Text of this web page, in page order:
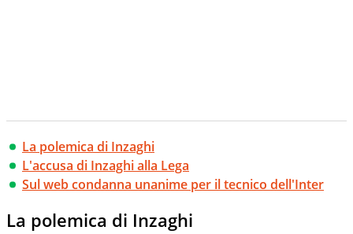
La polemica di Inzaghi
L'accusa di Inzaghi alla Lega
Sul web condanna unanime per il tecnico dell'Inter
La polemica di Inzaghi